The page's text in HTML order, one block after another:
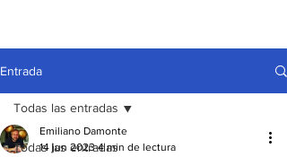
Entrada
Todas las entradas
Todas las entradas
Emiliano Damonte
14 jun 2023 4 min de lectura